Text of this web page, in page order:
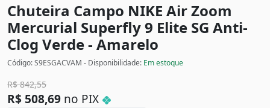
Chuteira Campo NIKE Air Zoom
Mercurial Superfly 9 Elite SG Anti-
Clog Verde - Amarelo
Código: S9ESGACVAM - Disponibilidade: Em estoque
R$842,55
R$ 508,69 no PIX